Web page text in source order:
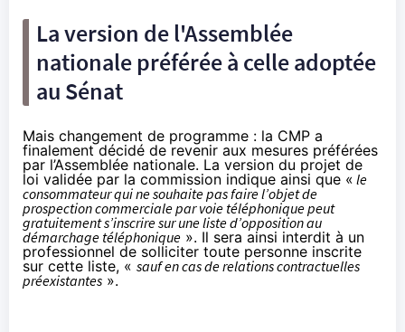
La version de l'Assemblée
nationale préférée à celle adoptée
au Sénat
Mais changement de programme : la CMP a
finalement décidé de revenir aux mesures préférées
par l’Assemblée nationale. La version du projet de
loi validée par la commission indique ainsi que « le
consommateur qui ne souhaite pas faire l’objet de
prospection commerciale par voie téléphonique peut
gratuitement s’inscrire sur une liste d’opposition au
démarchage téléphonique ». Il sera ainsi interdit à un
professionnel de solliciter toute personne inscrite
sur cette liste, « sauf en cas de relations contractuelles
préexistantes ».